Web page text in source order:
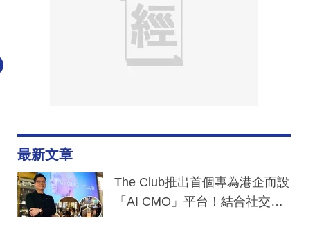
最新文章
The Club推出首個專為港企而設
「AI CMO」平台！結合社交聆